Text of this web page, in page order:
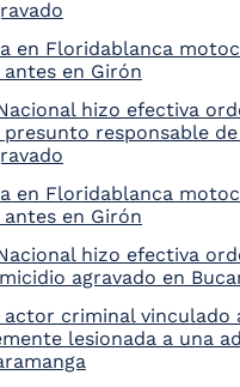
en Floridablanca
en Girón
hizo efectiva
responsable
en Floridablanca
en Girón
hizo efectiva
agravado en
actor criminal vinculado
lesionada a una